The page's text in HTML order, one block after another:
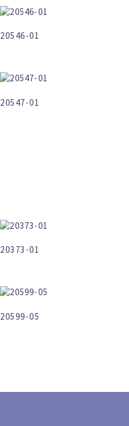
20546-01
20547-01
20373-01
20599-05